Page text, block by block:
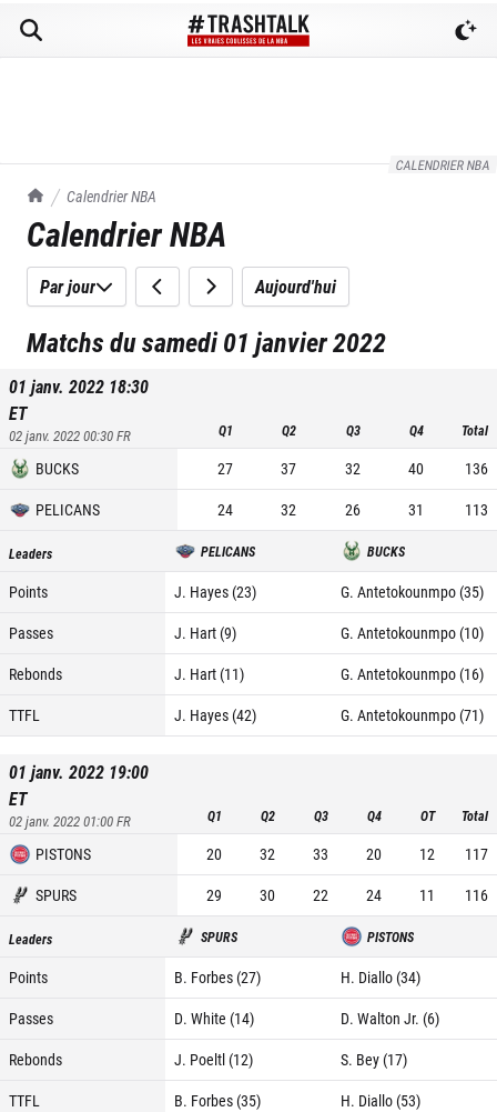
CALENDRIER NBA
TrashTalk Actu NBA
Calendrier NBA
Calendrier NBA
Par jour Aujourd'hui
Matchs du samedi 01 janvier 2022
01 janv. 2022 18:30
ET
02 janv. 2022 00:30FR Q1 Q2 Q3 Q4 Total
BUCKS 27 37 32 40
136
PELICANS
24 32 26 31 113
Leaders PELICANS BUCKS
Points J. Hayes (23)
G. Antetokounmpo (35)
Passes
J. Hart (9)
G. Antetokounmpo (10)
Rebonds
J. Hart (11)
G. Antetokounmpo (16)
TTFL
J. Hayes (42) G. Antetokounmpo (71)
01 janv. 2022 19:00
ET
02 janv. 2022 01:00FR Q1 Q2 Q3 Q4 OT Total
PISTONS 20 32 33 20 12
117
SPURS
29 30 22 24 11 116
Leaders SPURS PISTONS
Points B. Forbes (27)
H. Diallo (34)
Passes
D. White (14)
D. Walton Jr. (6)
Rebonds
J. Poeltl (12)
S. Bey (17)
TTFL
B. Forbes (35) H. Diallo (53)